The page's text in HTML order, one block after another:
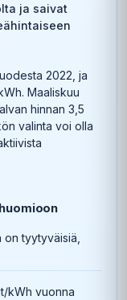
ja saivat
2022, ja
Maaliskuu
hinnan 3,5
valinta voi olla
tyytyväisiä,
kWh vuonna